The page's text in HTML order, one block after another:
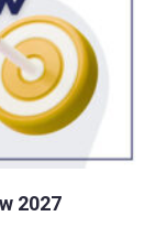
2027